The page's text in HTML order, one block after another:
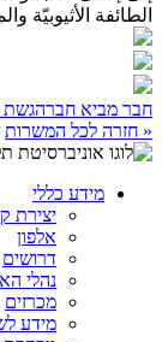
الطائفة
חבר מביא חברהגשת
« חזרה לכל המשרות
מידע כללי
יצירת
אלפון
דרושים
נהלי
מכרזים
מידע